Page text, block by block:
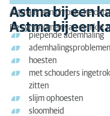
Astma bij een kat:
Astma bij een
Astma is een chronische
Astma bij een
De symptomen van een kat
piepende ademhaling
ademhalingsproblemen
hoesten
met schouders
zitten
slijm ophoesten
sloomheid